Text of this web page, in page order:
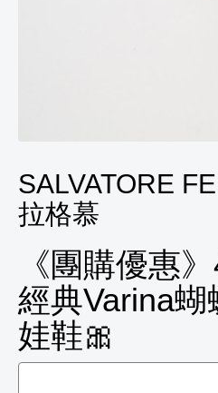
SALVATORE
拉格慕
《團購優惠
經典Varina
娃鞋🎀